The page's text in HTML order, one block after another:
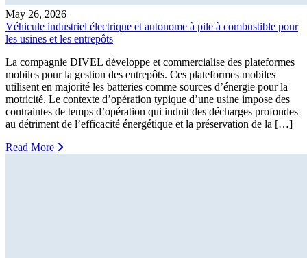
May 26, 2026
Véhicule industriel électrique et autonome à pile à combustible pour
les usines et les entrepôts
La compagnie DIVEL développe et commercialise des plateformes
mobiles pour la gestion des entrepôts. Ces plateformes mobiles
utilisent en majorité les batteries comme sources d’énergie pour la
motricité. Le contexte d’opération typique d’une usine impose des
contraintes de temps d’opération qui induit des décharges profondes
au détriment de l’efficacité énergétique et la préservation de la […]
Read More